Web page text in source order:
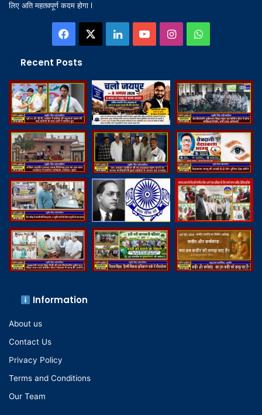
लिए अति महतवपूर्ण कदम होगा l
Facebook LinkedInYouTubeInstagramWhatsApp
Recent Posts
Information
About us
Contact Us
Privacy Policy
Terms and Conditions
Our Team